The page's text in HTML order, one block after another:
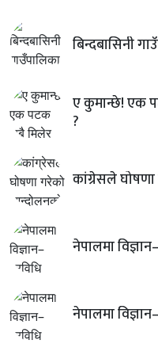
बिन्दबासिनी
ए कुमान्छे! एक
?
कांग्रेसले
नेपालमा
नेपालमा